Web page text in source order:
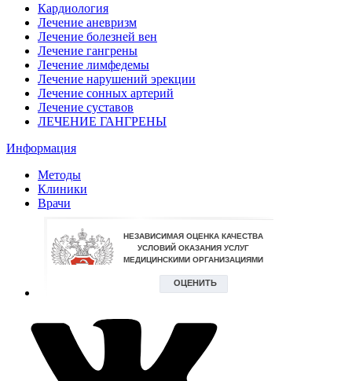
Кардиология
Лечение аневризм
Лечение болезней вен
Лечение гангрены
Лечение лимфедемы
Лечение нарушений эрекции
Лечение сонных артерий
Лечение суставов
ЛЕЧЕНИЕ ГАНГРЕНЫ
Информация
Методы
Клиники
Врачи